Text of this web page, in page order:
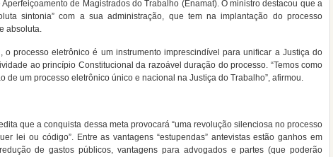
de Magistrados do Trabalho (Enamat). O ministro destacou que a
sintonia” com a sua administração, que tem na implantação do processo
absoluta.
o processo eletrônico é um instrumento imprescindível para unificar a Justiça do
ao princípio Constitucional da razoável duração do processo. “Temos como
de um processo eletrônico único e nacional na Justiça do Trabalho”, afirmou.
que a conquista dessa meta provocará “uma revolução silenciosa no processo
lei ou código”. Entre as vantagens “estupendas” antevistas estão ganhos em
de gastos públicos, vantagens para advogados e partes (que poderão